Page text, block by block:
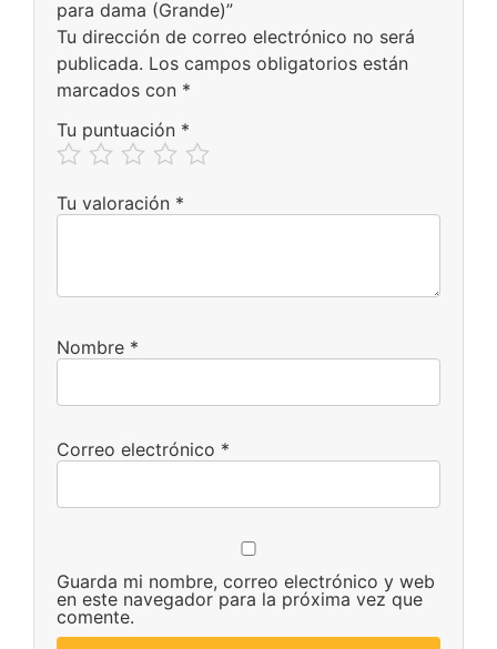
para dama (Grande)”
Tu dirección de correo electrónico no será
publicada. Los campos obligatorios están
marcados con *
Tu puntuación *
Tu valoración *
Nombre *
Correo electrónico *
Guarda mi nombre, correo electrónico y web
en este navegador para la próxima vez que
comente.